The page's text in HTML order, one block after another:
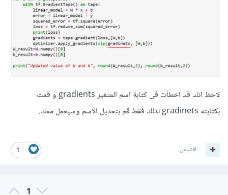
لاحظ انك قد اخطأت فى كتابة اسم المتغير gradients و قمت
بكتابته gradinets لذلك فقط قم بتعديل الاسم وسيعمل معك.
1 اقتباس